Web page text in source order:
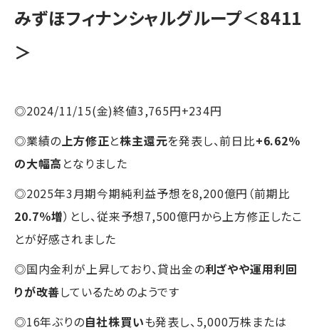
みずほフィナンシャルグループ＜8411
＞
◎2024/11/15(金)終値3,765円+234円
◎業績の 上方修正と株主還元を発表し、前日比+6.62％
の大幅高 となりました
◎2025年3月期今期純利益予想を8,200億円（前期比
20.7％増）とし、従来予想7,500億円から上方修正したこ
とが好感されました
◎国内金利が上昇しており、貸出金の利ざやや運用利回
りが改善しているためのようです
◎16年ぶりの自社株買いも発表し、5,000万株または